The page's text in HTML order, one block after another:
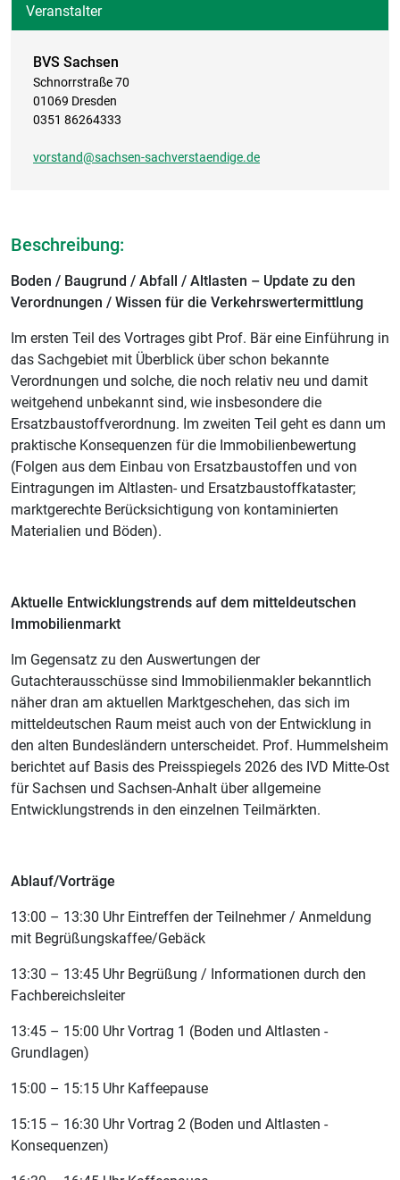
Veranstalter
BVS Sachsen
Schnorrstraße 70
01069 Dresden
0351 86264333
vorstand@sachsen-sachverstaendige.de
Beschreibung:
Boden / Baugrund / Abfall / Altlasten – Update zu den
Verordnungen / Wissen für die Verkehrswertermittlung
Im ersten Teil des Vortrages gibt Prof. Bär eine Einführung in
das Sachgebiet mit Überblick über schon bekannte
Verordnungen und solche, die noch relativ neu und damit
weitgehend unbekannt sind, wie insbesondere die
Ersatzbaustoffverordnung. Im zweiten Teil geht es dann um
praktische Konsequenzen für die Immobilienbewertung
(Folgen aus dem Einbau von Ersatzbaustoffen und von
Eintragungen im Altlasten- und Ersatzbaustoffkataster;
marktgerechte Berücksichtigung von kontaminierten
Materialien und Böden).
Aktuelle Entwicklungstrends auf dem mitteldeutschen
Immobilienmarkt
Im Gegensatz zu den Auswertungen der
Gutachterausschüsse sind Immobilienmakler bekanntlich
näher dran am aktuellen Marktgeschehen, das sich im
mitteldeutschen Raum meist auch von der Entwicklung in
den alten Bundesländern unterscheidet. Prof. Hummelsheim
berichtet auf Basis des Preisspiegels 2026 des IVD Mitte-Ost
für Sachsen und Sachsen-Anhalt über allgemeine
Entwicklungstrends in den einzelnen Teilmärkten.
Ablauf/Vorträge
13:00 – 13:30 Uhr Eintreffen der Teilnehmer / Anmeldung
mit Begrüßungskaffee/Gebäck
13:30 – 13:45 Uhr Begrüßung / Informationen durch den
Fachbereichsleiter
13:45 – 15:00 Uhr Vortrag 1 (Boden und Altlasten -
Grundlagen)
15:00 – 15:15 Uhr Kaffeepause
15:15 – 16:30 Uhr Vortrag 2 (Boden und Altlasten -
Konsequenzen)